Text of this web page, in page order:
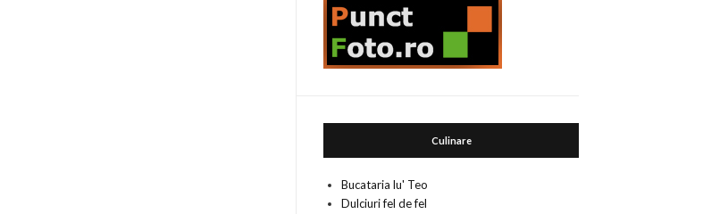
Culinare
Bucataria lu' Teo
Dulciuri fel de fel